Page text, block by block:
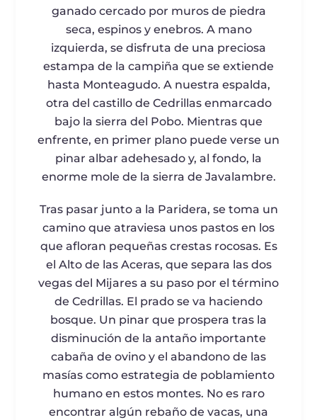
ganado cercado por muros de piedra
seca, espinos y enebros. A mano
izquierda, se disfruta de una preciosa
estampa de la campiña que se extiende
hasta Monteagudo. A nuestra espalda,
otra del castillo de Cedrillas enmarcado
bajo la sierra del Pobo. Mientras que
enfrente, en primer plano puede verse un
pinar albar adehesado y, al fondo, la
enorme mole de la sierra de Javalambre.
Tras pasar junto a la Paridera, se toma un
camino que atraviesa unos pastos en los
que afloran pequeñas crestas rocosas. Es
el Alto de las Aceras, que separa las dos
vegas del Mijares a su paso por el término
de Cedrillas. El prado se va haciendo
bosque. Un pinar que prospera tras la
disminución de la antaño importante
cabaña de ovino y el abandono de las
masías como estrategia de poblamiento
humano en estos montes. No es raro
encontrar algún rebaño de vacas, una